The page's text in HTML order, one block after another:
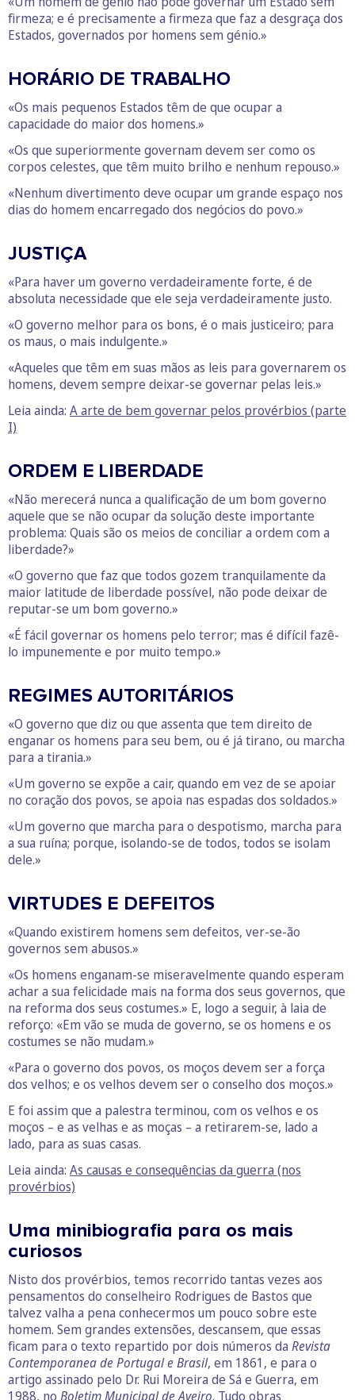
firmeza; e é precisamente a firmeza que faz a desgraça dos
Estados, governados por homens sem génio.»
HORÁRIO DE TRABALHO
«Os mais pequenos Estados têm de que ocupar a
capacidade do maior dos homens.»
«Os que superiormente governam devem ser como os
corpos celestes, que têm muito brilho e nenhum repouso.»
«Nenhum divertimento deve ocupar um grande espaço nos
dias do homem encarregado dos negócios do povo.»
JUSTIÇA
«Para haver um governo verdadeiramente forte, é de
absoluta necessidade que ele seja verdadeiramente justo.
«O governo melhor para os bons, é o mais justiceiro; para
os maus, o mais indulgente.»
«Aqueles que têm em suas mãos as leis para governarem os
homens, devem sempre deixar-se governar pelas leis.»
Leia ainda: A arte de bem governar pelos provérbios (parte
I)
ORDEM E LIBERDADE
«Não merecerá nunca a qualificação de um bom governo
aquele que se não ocupar da solução deste importante
problema: Quais são os meios de conciliar a ordem com a
liberdade?»
«O governo que faz que todos gozem tranquilamente da
maior latitude de liberdade possível, não pode deixar de
reputar-se um bom governo.»
«É fácil governar os homens pelo terror; mas é difícil fazê-
lo impunemente e por muito tempo.»
REGIMES AUTORITÁRIOS
«O governo que diz ou que assenta que tem direito de
enganar os homens para seu bem, ou é já tirano, ou marcha
para a tirania.»
«Um governo se expõe a cair, quando em vez de se apoiar
no coração dos povos, se apoia nas espadas dos soldados.»
«Um governo que marcha para o despotismo, marcha para
a sua ruína; porque, isolando-se de todos, todos se isolam
dele.»
VIRTUDES E DEFEITOS
«Quando existirem homens sem defeitos, ver-se-ão
governos sem abusos.»
«Os homens enganam-se miseravelmente quando esperam
achar a sua felicidade mais na forma dos seus governos, que
na reforma dos seus costumes.» E, logo a seguir, à laia de
reforço: «Em vão se muda de governo, se os homens e os
costumes se não mudam.»
«Para o governo dos povos, os moços devem ser a força
dos velhos; e os velhos devem ser o conselho dos moços.»
E foi assim que a palestra terminou, com os velhos e os
moços – e as velhas e as moças – a retirarem-se, lado a
lado, para as suas casas.
Leia ainda: As causas e consequências da guerra (nos
provérbios)
Uma minibiografia para os mais
curiosos
Nisto dos provérbios, temos recorrido tantas vezes aos
pensamentos do conselheiro Rodrigues de Bastos que
talvez valha a pena conhecermos um pouco sobre este
homem. Sem grandes extensões, descansem, que essas
ficam para o texto repartido por dois números da Revista
Contemporanea de Portugal e Brasil, em 1861, e para o
artigo assinado pelo Dr. Rui Moreira de Sá e Guerra, em
1988, no Boletim Municipal de Aveiro. Tudo obras